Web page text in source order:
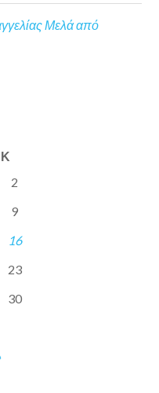
Μελά από
Κ
2
9
16
23
30